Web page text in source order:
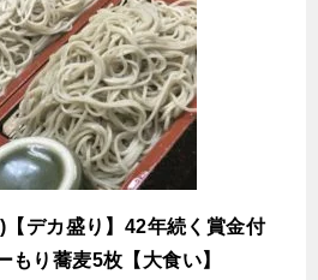
デカ盛り】42年続く賞金付
もり蕎麦5枚【大食い】